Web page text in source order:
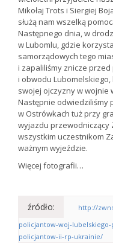
Mikołaj Trots i Siergiej
służą nam wszelką
Następnego dnia, w
w Lubomlu, gdzie
samorządowych tego
i zapaliliśmy znicze
i obwodu
swojej ojczyzny w wojnie
Następnie odwiedziliśmy
w Ostrówkach tuż przy
wyjazdu przewodniczący
wszystkim uczestnikom
ważnym wyjeździe.
Więcej fotografii…
źródło:
http://
policjantow-woj-
policjantow-ii-rp-ukrainie/